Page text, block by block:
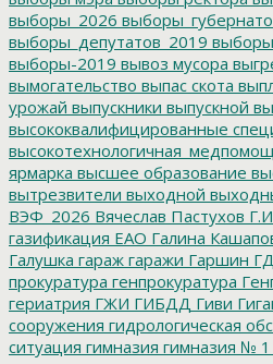
выборы_2026
выборы_депутатов_2019
выборы-2019 вывоз мусора
вымогательство выпас скота
урожай выпускники выпускной
высококвалифицированные
ярмарка высшее образование
вытрезвители выходной
ВЭФ_2026 Вячеслав Пастухов
газификация ЕАО Галина
Галушка гараж гаражи Гаршин
прокуратура генпрокуратура
гериатрия ГЖИ ГИБДД Гиви
сооружения гидрологическая
ситуация гимназия гимназия № 1